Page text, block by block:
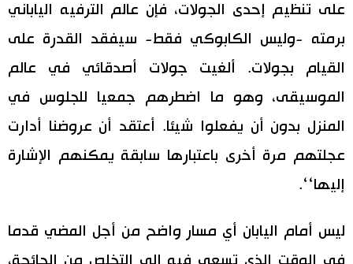
على تنظيم إحدى الجولات، فإن عالم الترفيه الياباني
برمته -وليس الكابوكي فقط- سيفقد القدرة على
القيام بجولات. ألغيت جولات أصدقائي في عالم
الموسيقى، وهو ما اضطرهم جمعيا للجلوس في
المنزل بدون أن يفعلوا شيئا. أعتقد أن عروضنا أدارت
عجلتهم مرة أخرى باعتبارها سابقة يمكنهم الإشارة
إليها‘‘.
ليس أمام اليابان أي مسار واضح من أجل المضي قدما